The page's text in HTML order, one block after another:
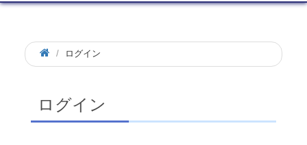
ログイン
ログイン